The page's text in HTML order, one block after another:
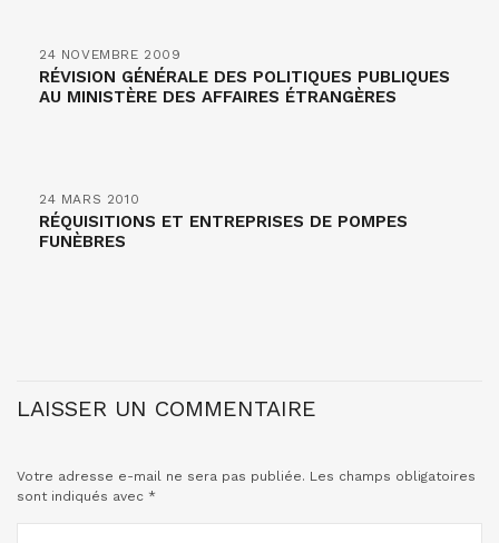
24 NOVEMBRE 2009
RÉVISION GÉNÉRALE DES POLITIQUES PUBLIQUES
AU MINISTÈRE DES AFFAIRES ÉTRANGÈRES
24 MARS 2010
RÉQUISITIONS ET ENTREPRISES DE POMPES
FUNÈBRES
LAISSER UN COMMENTAIRE
Votre adresse e-mail ne sera pas publiée. Les champs obligatoires
sont indiqués avec *